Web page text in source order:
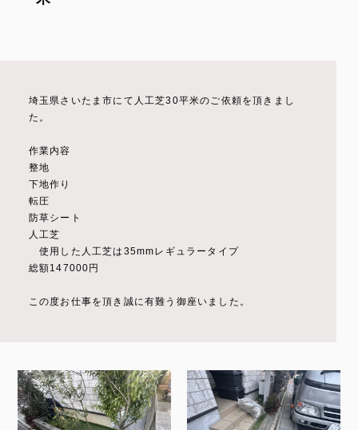
埼玉県さいたま市にて人工芝30平米のご依頼を頂きまし
た。
作業内容
整地
下地作り
転圧
防草シート
人工芝
使用した人工芝は35mmレギュラータイプ
総額147000円
この度お仕事を頂き誠に有難う御座いました。